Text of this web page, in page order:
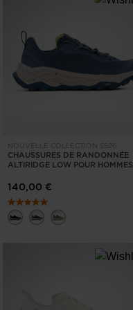
States
NOUVELLE COLLECTION SS26
CHAUSSURES DE RANDONNÉE
ALTIRIDGE LOW POUR HOMMES
140,00 €